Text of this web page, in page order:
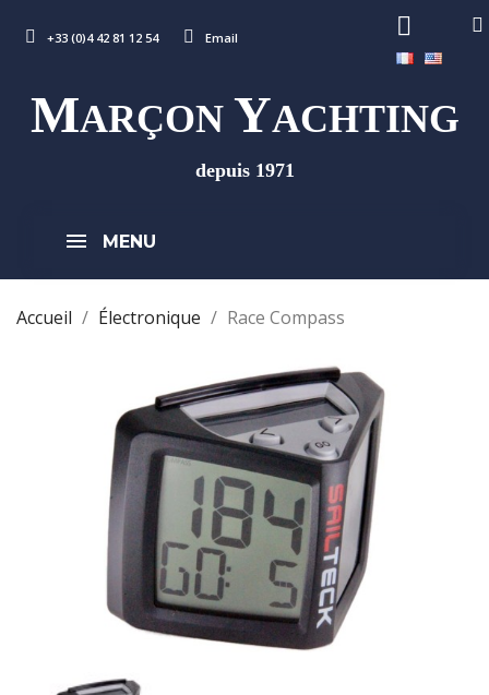
+33 (0)4 42 81 12 54 Email
MARÇON YACHTING
depuis 1971
MENU
Accueil Électronique Race Compass